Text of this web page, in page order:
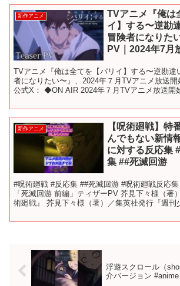
新作アニメ
TVアニメ『俺は
イ】する〜逆勘
冒険者になりた
PV｜2024年7月
TVアニメ『俺は全てを【パリイ】する〜逆勘違
者になりたい〜』、2024年７月TVアニメ放送
公式X： ◆ON AIR 2024年７月TVアニメ放送
新作アニメ
【呪術廻戦】特
んでもない新情
に対する反応集
集 ##死滅回游
#呪術廻戦 #反応集 ##死滅回游 #呪術廻戦反応
「死滅回游 前編」ティザーPV 芥見下々様（著
術廻戦』 芥見下々様（著）／集英社発行『週刊
浮遊スクロール（
介バージョン